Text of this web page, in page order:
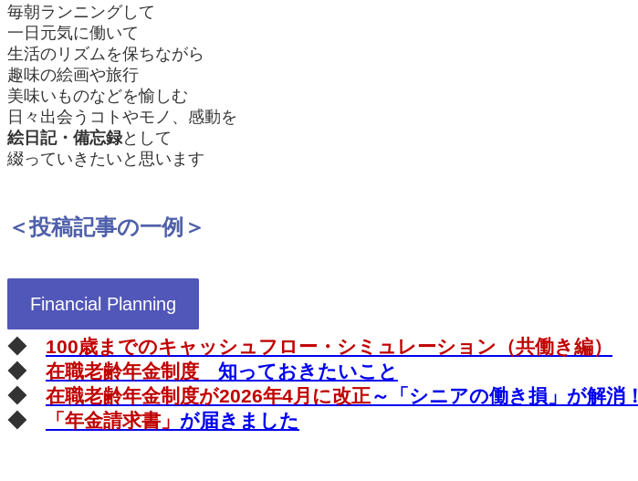
毎朝ランニングして
一日元気に働いて
生活のリズムを保ちながら
趣味の絵画や旅行
美味いものなどを愉しむ
日々出会うコトやモノ、感動を
絵日記・備忘録として
綴っていきたいと思います
＜投稿記事の一例＞
Financial Planning
◆ 100歳までのキャッシュフロー・シミュレーション（共働き編）
◆ 在職老齢年金制度 知っておきたいこと
◆ 在職老齢年金制度が2026年4月に改正～「シニアの働き損」が解消！
◆
「年金請求書」 が届きました